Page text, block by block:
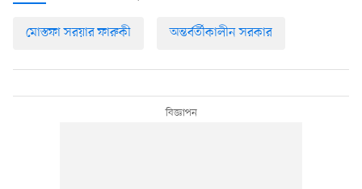
মোস্তফা সরয়ার ফারুকী অন্তর্বর্তীকালীন সরকার